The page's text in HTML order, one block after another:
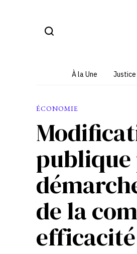
À la Une Justice
ÉCONOMIE
publique
de la